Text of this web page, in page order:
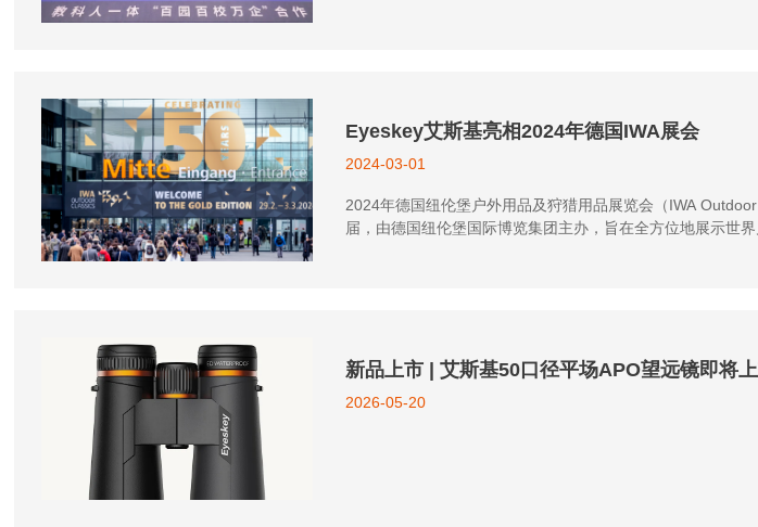
Eyeskey艾斯基亮相2024年德国IWA展会
2024-03-01
2024年德国纽伦堡户外用品及狩猎用品展览会（IWA
届，由德国纽伦堡国际博览集团主办，旨在全方位地展示世
新品上市 | 艾斯基50口径平场APO望远镜即将
2026-05-20